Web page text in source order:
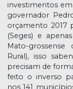
investimentos em
governador
orçamento 2017
(Seges) e
Mato-grossense
Rural), isso
precisam de
feito o inverso
nos 141